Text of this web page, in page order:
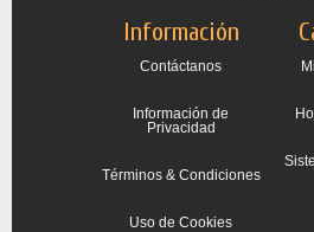
Información
Contáctanos
Información de
Privacidad
Términos & Condiciones
Uso de Cookies